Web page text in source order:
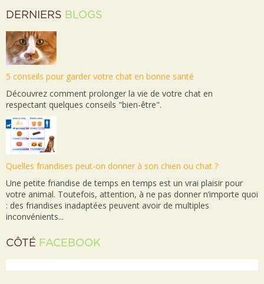
DERNIERS BLOGS
5 conseils pour garder votre chat en bonne santé
Découvrez comment prolonger la vie de votre chat en
respectant quelques conseils "bien-être".
Quelles friandises peut-on donner à son chien ou chat ?
Une petite friandise de temps en temps est un vrai plaisir pour
votre animal. Toutefois, attention, à ne pas donner n’importe quoi
: des friandises inadaptées peuvent avoir de multiples
inconvénients...
CÔTÉ FACEBOOK